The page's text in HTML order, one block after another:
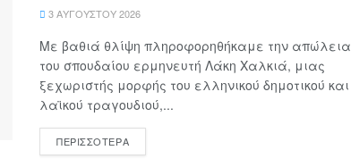
3 ΑΥΓΟΎΣΤΟΥ 2026
Με βαθιά θλίψη πληροφορηθήκαμε την απώλεια
του σπουδαίου ερμηνευτή Λάκη Χαλκιά, μιας
ξεχωριστής μορφής του ελληνικού δημοτικού και
λαϊκού τραγουδιού,...
ΠΕΡΙΣΣΟΤΕΡΑ